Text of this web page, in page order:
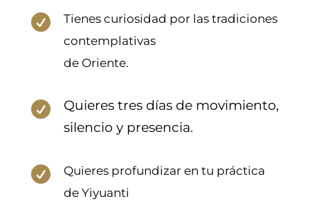

Tienes curiosidad por las tradiciones
contemplativas
de Oriente.

Quieres tres días de movimiento,
silencio y presencia.

Quieres profundizar en tu práctica
de Yiyuanti